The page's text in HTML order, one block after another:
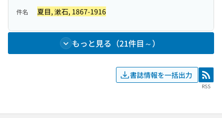
件名 夏目, 漱石, 1867-1916
もっと見る（21件目～）
書誌情報を一括出力 RSS
RSS